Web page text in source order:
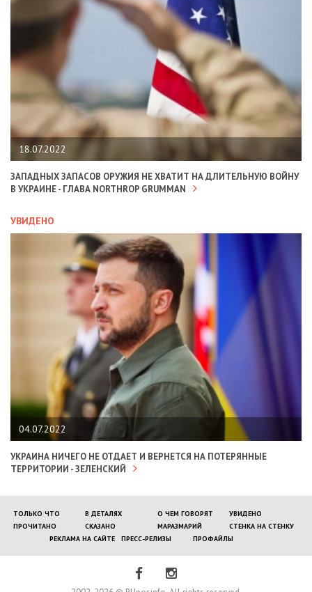
18.07.2022
ЗАПАДНЫХ ЗАПАСОВ ОРУЖИЯ НЕ ХВАТИТ НА ДЛИТЕЛЬНУЮ ВОЙНУ
В УКРАИНЕ - ГЛАВА NORTHROP GRUMMAN
УВИДЕНО
04.07.2022
УКРАИНА НИЧЕГО НЕ ОТДАЕТ И ВЕРНЕТСЯ НА ПОТЕРЯННЫЕ
ТЕРРИТОРИИ - ЗЕЛЕНСКИЙ
ТОЛЬКО ЧТО В ДЕТАЛЯХ О ЧЕМ ГОВОРЯТ
УВИДЕНО
ПРОЧИТАНО
СКАЗАНО МАРАЗМАРИЙ
СТЕНКА НА СТЕНКУ
РЕКЛАМА НА САЙТЕ
ПРЕСС-РЕЛИЗЫ ПРОФАЙЛЫ